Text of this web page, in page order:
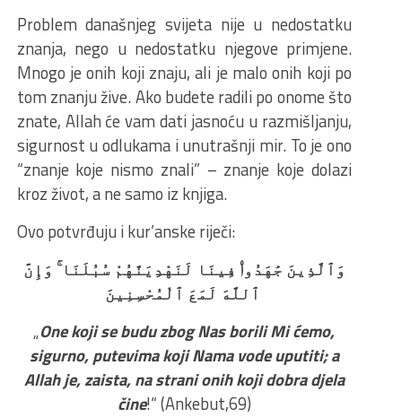
Problem današnjeg svijeta nije u nedostatku
znanja, nego u nedostatku njegove primjene.
Mnogo je onih koji znaju, ali je malo onih koji po
tom znanju žive. Ako budete radili po onome što
znate, Allah će vam dati jasnoću u razmišljanju,
sigurnost u odlukama i unutrašnji mir. To je ono
“znanje koje nismo znali” – znanje koje dolazi
kroz život, a ne samo iz knjiga.
Ovo potvrđuju i kur’anske riječi:
وَٱلَّذِينَ جَٰهَدُوا۟ فِينَا لَنَهْدِيَنَّهُمْ سُبُلَنَا ۚ وَإِنَّ
„One koji se budu zbog Nas borili Mi ćemo,
sigurno, putevima koji Nama vode uputiti; a
Allah je, zaista, na strani onih koji dobra djela
čine!“ (Ankebut,69)